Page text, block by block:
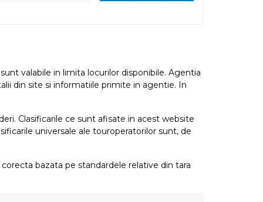
valabile in limita locurilor disponibile. Agentia
din site si informatiile primite in agentie. In
Clasificarile ce sunt afisate in acest website
universale ale touroperatorilor sunt, de
bazata pe standardele relative din tara